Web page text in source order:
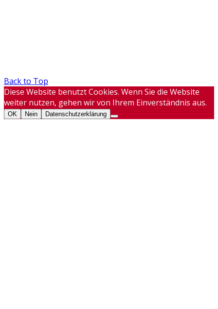
Back to Top
Diese Website benutzt Cookies. Wenn Sie die Website
weiter nutzen, gehen wir von Ihrem Einverständnis aus.
OK Nein Datenschutzerklärung